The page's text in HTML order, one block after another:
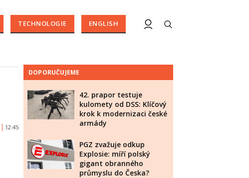
TECHNOLOGIE ENGLISH
12:45
DOPORUČUJEME
42. prapor testuje
kulomety od DSS: Klíčový
krok k modernizaci české
armády
PGZ zvažuje odkup
Explosie: míří polský
gigant obranného
průmyslu do Česka?